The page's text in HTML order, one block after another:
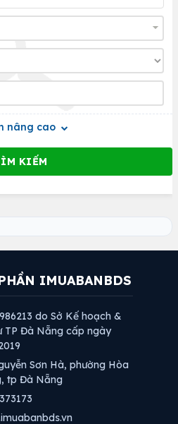
nâng cao
IMUABANBDS
do Sở Kế hoạch &
TP Đà Nẵng cấp ngày
Sơn Hà, phường Hòa
tp Đà Nẵng